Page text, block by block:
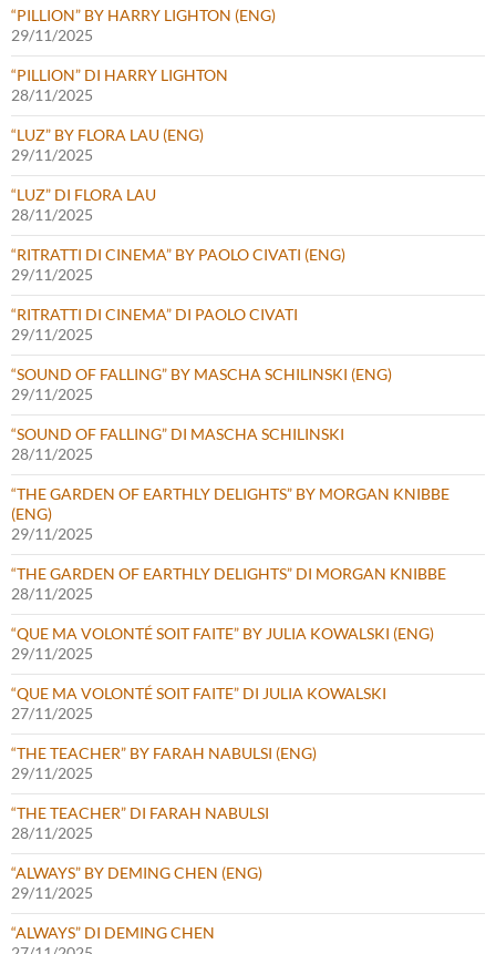
“PILLION” BY HARRY LIGHTON (ENG)
29/11/2025
“PILLION” DI HARRY LIGHTON
28/11/2025
“LUZ” BY FLORA LAU (ENG)
29/11/2025
“LUZ” DI FLORA LAU
28/11/2025
“RITRATTI DI CINEMA” BY PAOLO CIVATI (ENG)
29/11/2025
“RITRATTI DI CINEMA” DI PAOLO CIVATI
29/11/2025
“SOUND OF FALLING” BY MASCHA SCHILINSKI (ENG)
29/11/2025
“SOUND OF FALLING” DI MASCHA SCHILINSKI
28/11/2025
“THE GARDEN OF EARTHLY DELIGHTS” BY MORGAN KNIBBE
(ENG)
29/11/2025
“THE GARDEN OF EARTHLY DELIGHTS” DI MORGAN KNIBBE
28/11/2025
“QUE MA VOLONTÉ SOIT FAITE” BY JULIA KOWALSKI (ENG)
29/11/2025
“QUE MA VOLONTÉ SOIT FAITE” DI JULIA KOWALSKI
27/11/2025
“THE TEACHER” BY FARAH NABULSI (ENG)
29/11/2025
“THE TEACHER” DI FARAH NABULSI
28/11/2025
“ALWAYS” BY DEMING CHEN (ENG)
29/11/2025
“ALWAYS” DI DEMING CHEN